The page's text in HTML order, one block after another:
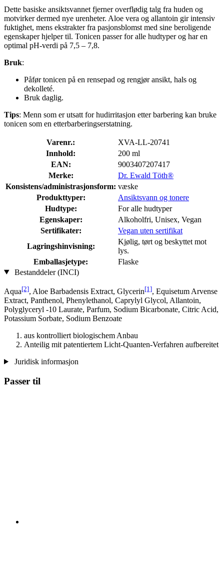
Dette basiske ansiktsvannet fjerner overflødig talg fra huden og
motvirker dermed nye urenheter. Aloe vera og allantoin gir intensiv
fuktighet, mens ekstrakter fra pasjonsblomst med sine beroligende
egenskaper hjelper til. Tonicen passer for alle hudtyper og har en
optimal pH-verdi på 7,5 – 7,8.
Bruk:
Påfør tonicen på en rensepad og rengjør ansikt, hals og
dekolleté.
Bruk daglig.
Tips: Menn som er utsatt for hudirritasjon etter barbering kan bruke
tonicen som en etterbarberingserstatning.
Varenr.:
XVA-LL-20741
Innhold:
200 ml
EAN:
9003407207417
Merke:
Dr. Ewald Töth®
Konsistens/administrasjonsform: væske
Produkttyper:
Ansiktsvann og tonere
Hudtype:
For alle hudtyper
Egenskaper:
Alkoholfri, Unisex, Vegan
Sertifikater:
Vegan uten sertifikat
Lagringshinvisning:
Kjølig, tørt og beskyttet mot
lys.
Emballasjetype:
Flaske
Bestanddeler (INCI)
Aqua[2], Aloe Barbadensis Extract, Glycerin[1], Equisetum Arvense
Extract, Panthenol, Phenylethanol, Caprylyl Glycol, Allantoin,
Polyglyceryl -10 Laurate, Parfum, Sodium Bicarbonate, Citric Acid,
Potassium Sorbate, Sodium Benzoate
aus kontrolliert biologischem Anbau
Anteilig mit patentiertem Licht-Quanten-Verfahren aufbereitet
Juridisk informasjon
Passer til